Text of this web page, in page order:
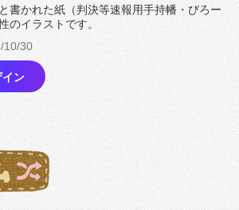
書かれた紙（判決等速報用手持幡・びろー
のイラストです。
10/30
ン